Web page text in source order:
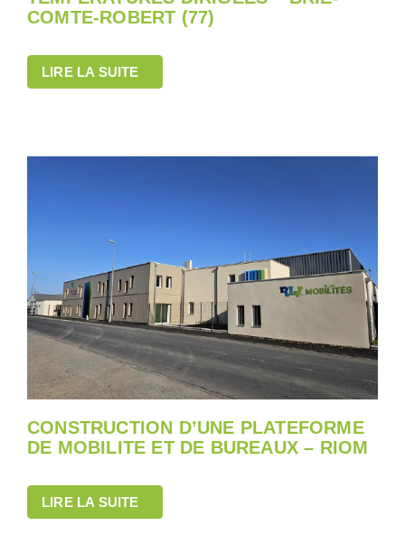
COMTE-ROBERT (77)
LIRE LA SUITE
CONSTRUCTION D’UNE PLATEFORME
DE MOBILITE ET DE BUREAUX – RIOM
LIRE LA SUITE